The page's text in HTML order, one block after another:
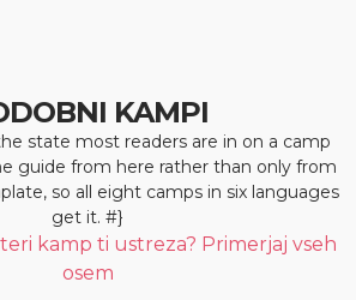
KAMPI
state most readers are in on a camp
guide from here rather than only from
so all eight camps in six languages
get it. #}
kamp ti ustreza? Primerjaj vseh
osem